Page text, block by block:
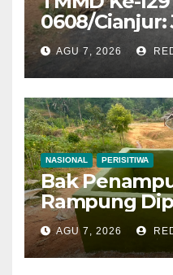
0608/
Kampung RT
100 Persen,
Mulai
AGU 7, 2026
NASIONAL PERISITIWA
Bak
Rampung
Progres
129 Kodim
Mencapai 98
AGU 7, 2026